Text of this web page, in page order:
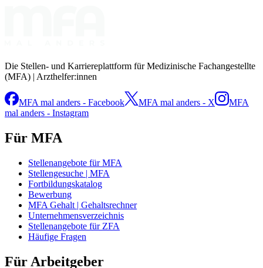
Die Stellen- und Karriereplattform für Medizinische Fachangestellte
(MFA) | Arzthelfer:innen
MFA mal anders - Facebook MFA mal anders - X
MFA
mal anders - Instagram
Für MFA
Stellenangebote für MFA
Stellengesuche | MFA
Fortbildungskatalog
Bewerbung
MFA Gehalt | Gehaltsrechner
Unternehmensverzeichnis
Stellenangebote für ZFA
Häufige Fragen
Für Arbeitgeber